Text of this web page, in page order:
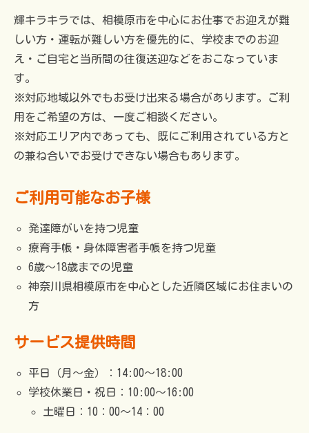
輝キラキラでは、相模原市を中心にお仕事でお迎えが難
しい方・運転が難しい方を優先的に、学校までのお迎
え・ご自宅と当所間の往復送迎などをおこなっていま
す。
※対応地域以外でもお受け出来る場合があります。ご利
用をご希望の方は、一度ご相談ください。
※対応エリア内であっても、既にご利用されている方と
の兼ね合いでお受けできない場合もあります。
ご利用可能なお子様
発達障がいを持つ児童
療育手帳・身体障害者手帳を持つ児童
6歳～18歳までの児童
神奈川県相模原市を中心とした近隣区域にお住まいの
方
サービス提供時間
平日（月～金）：14:00～18:00
学校休業日・祝日：10:00～16:00
土曜日：10：00～14：00